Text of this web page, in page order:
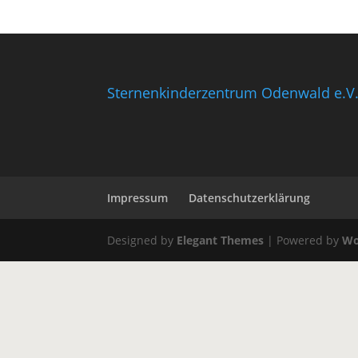
Sternenkinderzentrum Odenwald e.V.
Impressum Datenschutzerklärung
Designed by Elegant Themes | Powered by